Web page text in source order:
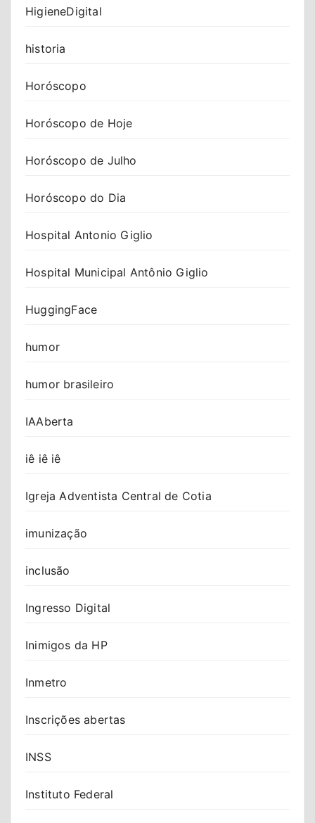
HigieneDigital
historia
Horóscopo
Horóscopo de Hoje
Horóscopo de Julho
Horóscopo do Dia
Hospital Antonio Giglio
Hospital Municipal Antônio Giglio
HuggingFace
humor
humor brasileiro
IAAberta
iê iê iê
Igreja Adventista Central de Cotia
imunização
inclusão
Ingresso Digital
Inimigos da HP
Inmetro
Inscrições abertas
INSS
Instituto Federal